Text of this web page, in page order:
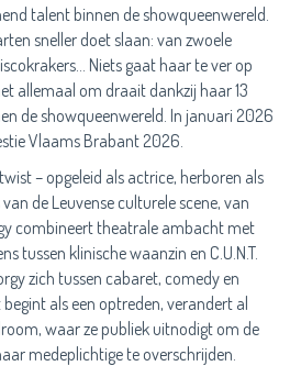
talent binnen de showqueenwereld.
sneller doet slaan: van zwoele
Niets gaat haar te ver op
allemaal om draait dankzij haar 13
de showqueenwereld. In januari 2026
Vlaams Brabant 2026.
– opgeleid als actrice, herboren als
de Leuvense culturele scene, van
combineert theatrale ambacht met
tussen klinische waanzin en C.U.N.T.
zich tussen cabaret, comedy en
als een optreden, verandert al
waar ze publiek uitnodigt om de
medeplichtige te overschrijden.